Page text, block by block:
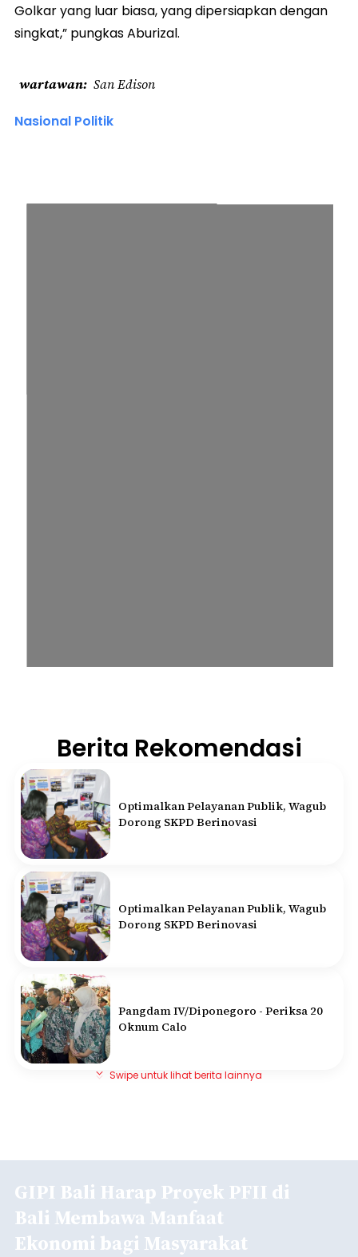
Golkar yang luar biasa, yang dipersiapkan dengan
singkat,” pungkas Aburizal.
wartawan San Edison
Nasional Politik
Berita Rekomendasi
Optimalkan Pelayanan Publik, Wagub
Dorong SKPD Berinovasi
Optimalkan Pelayanan Publik, Wagub
Dorong SKPD Berinovasi
Pangdam IV/Diponegoro - Periksa 20
Oknum Calo
Swipe untuk lihat berita lainnya
GIPI Bali Harap Proyek PFII di
Bali Membawa Manfaat
Ekonomi bagi Masyarakat